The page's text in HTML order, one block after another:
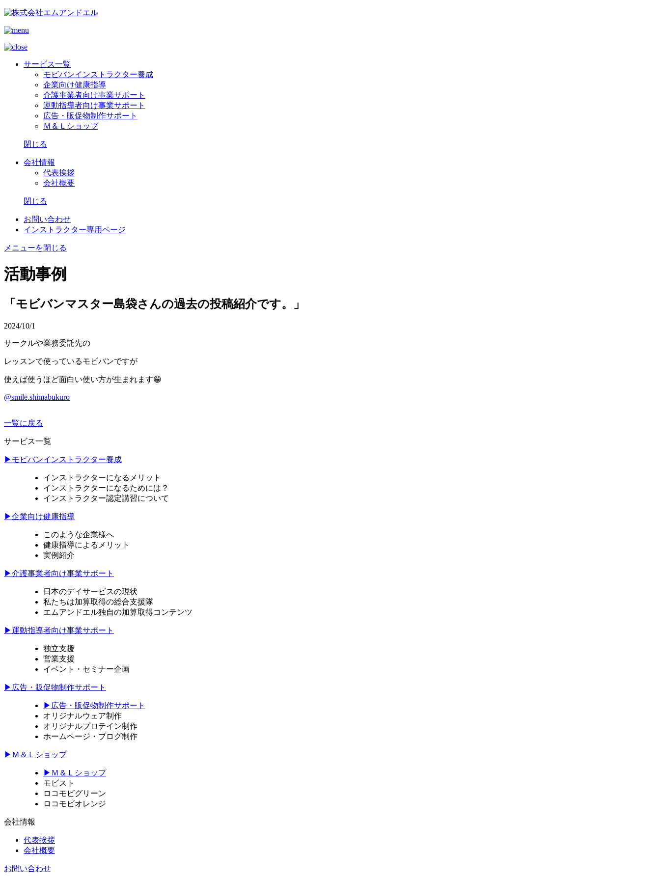
サービス一覧
モビバンインストラクター養成
企業向け健康指導
介護事業者向け事業サポート
運動指導者向け事業サポート
広告・販促物制作サポート
Ｍ＆Ｌショップ
閉じる
会社情報
代表挨拶
会社概要
閉じる
お問い合わせ
インストラクター専用ページ
メニューを閉じる
活動事例
「モビバンマスター島袋さんの過去の投稿紹介です。」
2024/10/1
サークルや業務委託先の
レッスンで使っているモビバンですが
使えば使うほど面白い使い方が生まれます😁
@smile.shimabukuro
一覧に戻る
サービス一覧
▶モビバンインストラクター養成
インストラクターになるメリット
インストラクターになるためには？
インストラクター認定講習について
▶企業向け健康指導
このような企業様へ
健康指導によるメリット
実例紹介
▶介護事業者向け事業サポート
日本のデイサービスの現状
私たちは加算取得の総合支援隊
エムアンドエル独自の加算取得コンテンツ
▶運動指導者向け事業サポート
独立支援
営業支援
イベント・セミナー企画
▶広告・販促物制作サポート
▶広告・販促物制作サポート
オリジナルウェア制作
オリジナルプロテイン制作
ホームページ・ブログ制作
▶Ｍ＆Ｌショップ
▶Ｍ＆Ｌショップ
モビスト
ロコモビグリーン
ロコモビオレンジ
会社情報
代表挨拶
会社概要
お問い合わせ